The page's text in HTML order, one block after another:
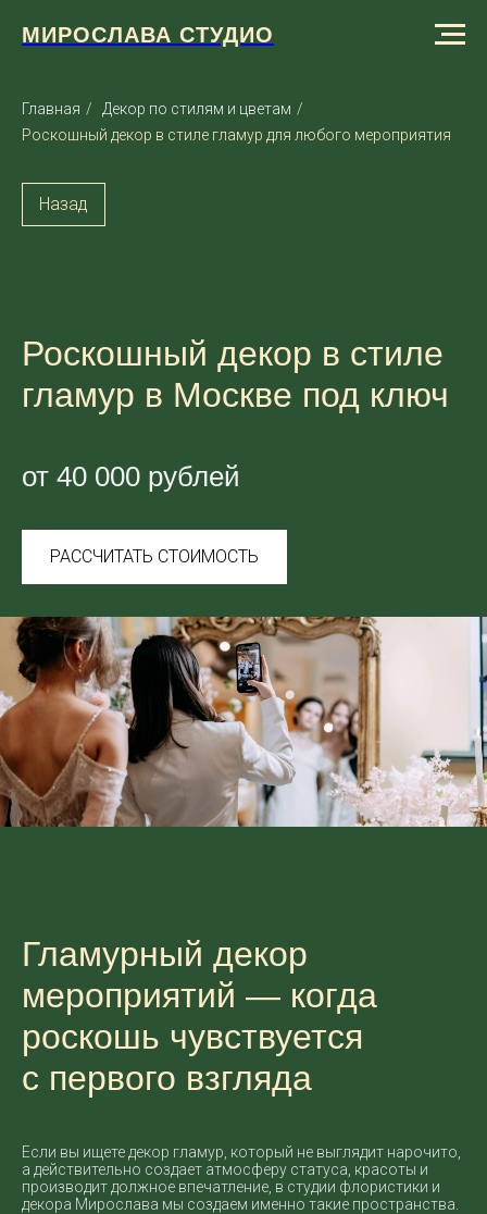
МИРОСЛАВА СТУДИО
Главная / Декор по стилям и цветам /
Роскошный декор в стиле гламур для любого мероприятия
Назад
Роскошный декор в стиле
гламур в Москве под ключ
от 40 000 рублей
РАССЧИТАТЬ СТОИМОСТЬ
Гламурный декор
мероприятий — когда
роскошь чувствуется
с первого взгляда
Если вы ищете декор гламур, который не выглядит нарочито,
а действительно создает атмосферу статуса, красоты и
производит должное впечатление, в студии флористики и
декора Мирослава мы создаем именно такие пространства.